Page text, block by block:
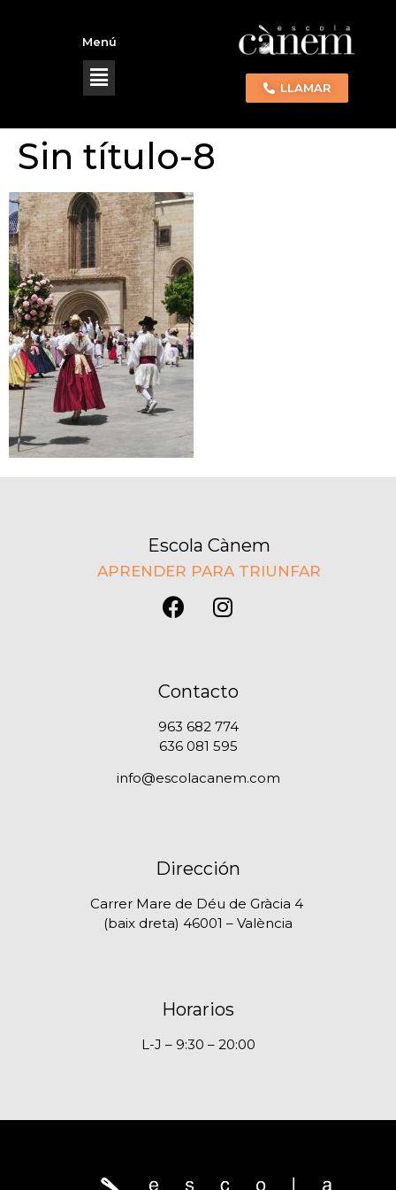
Menú
LLAMAR
Sin título-8
Escola Cànem
APRENDER PARA TRIUNFAR
Contacto
963 682 774
636 081 595
info@escolacanem.com
Dirección
Carrer Mare de Déu de Gràcia 4
(baix dreta) 46001 – València
Horarios
L-J – 9:30 – 20:00